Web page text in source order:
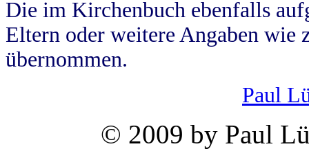
Die im Kirchenbuch ebenfalls
Eltern oder weitere Angaben wie
übernommen.
Paul
© 2009 by Paul